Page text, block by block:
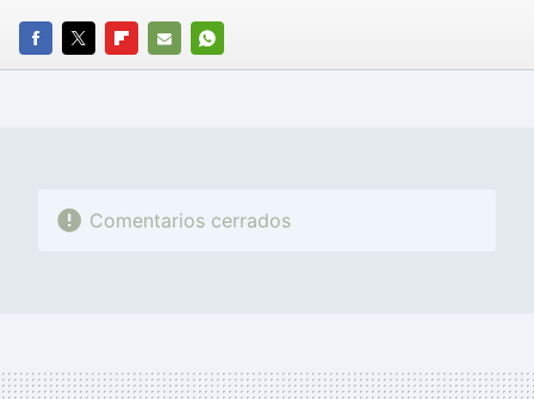
FACEBOOK
TWITTERFLIPBOARD
E-
WHATSAPP
Comentarios cerrados